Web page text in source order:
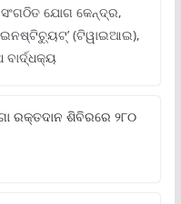
ଯୋଗ କେନ୍ଦ୍ର,
ଇନଷ୍ଟିଚ୍ୟୁଟ୍‌’ (ଟିୱାଇଆଇ),
ରକ୍ତଦାନ ଶିବିରରେ ୨୮୦